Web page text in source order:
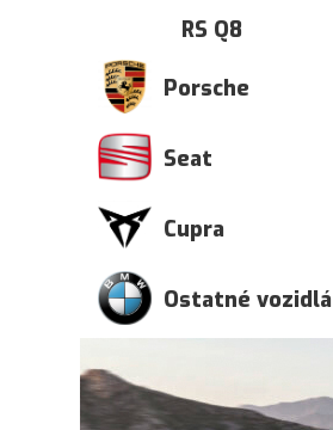
RS Q8
Porsche
Seat
Cupra
Ostatné vozidlá